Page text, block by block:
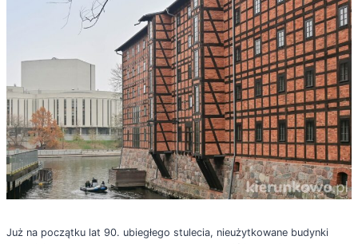
Już na początku lat 90. ubiegłego stulecia, nieużytkowane budynki